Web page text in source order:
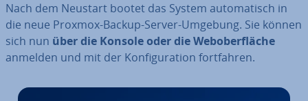
Nach dem Neustart bootet das System au­to­ma­tisch in
die neue Proxmox-Backup-Server-Umgebung. Sie können
sich nun über die Konsole oder die Web­ober­flä­che
anmelden und mit der Kon­fi­gu­ra­ti­on fort­fah­ren.